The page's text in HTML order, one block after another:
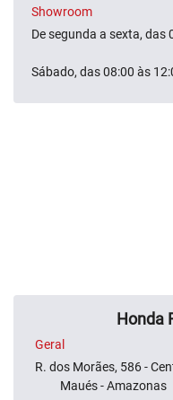
Showroom
De segunda a sexta, das
Sábado, das 08:00 às
Honda
Geral
R. dos Morães, 586 -
Maués - Amazonas